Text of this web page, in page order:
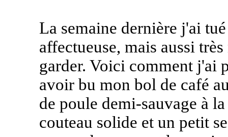
La semaine dernière j'ai
affectueuse, mais aussi
garder. Voici comment j'ai
avoir bu mon bol de café
de poule demi-sauvage à
couteau solide et un petit